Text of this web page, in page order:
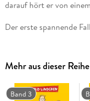
Der erste spannende
In Kürze als E-Book
Mehr aus dieser Reihe
Band 3